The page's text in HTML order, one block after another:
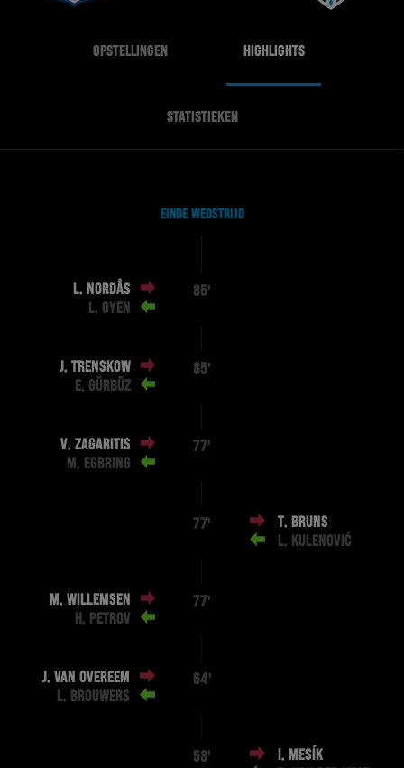
OPSTELLINGEN HIGHLIGHTS
STATISTIEKEN
EINDE WEDSTRIJD
L. NORDÅS
L. OYEN
85'
J. TRENSKOW
E. GÜRBÜZ
85'
V. ZAGARITIS
M. EGBRING
77'
77'
T. BRUNS
L. KULENOVIĆ
M. WILLEMSEN
H. PETROV
77'
J. VAN OVEREEM
L. BROUWERS
64'
58'
I. MESÍK